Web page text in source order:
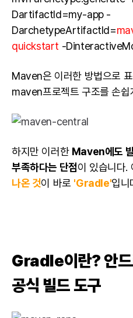
DartifactId=my-app -
DarchetypeArtifactId=
quickstart -
Maven은 이러한 방법으로
maven프로젝트 구조를 손쉽
하지만 이러한 Maven에도 빌
부족하다는 단점이 있습니다.
나온 것이 바로 'Gradle'입니
Gradle이란?안
공식 빌드 도구